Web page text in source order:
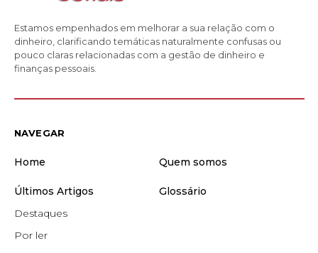
Estamos empenhados em melhorar a sua relação com o
dinheiro, clarificando temáticas naturalmente confusas ou
pouco claras relacionadas com a gestão de dinheiro e
finanças pessoais.
NAVEGAR
Home Quem somos
Últimos Artigos
Destaques
Por ler
Glossário